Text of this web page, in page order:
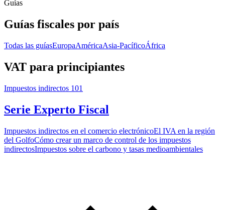
Guías
Guías fiscales por país
Todas las guíasEuropaAméricaAsia-PacíficoÁfrica
VAT para principiantes
Impuestos indirectos 101
Serie Experto Fiscal
Impuestos indirectos en el comercio electrónicoEl IVA en la región
del GolfoCómo crear un marco de control de los impuestos
indirectosImpuestos sobre el carbono y tasas medioambientales